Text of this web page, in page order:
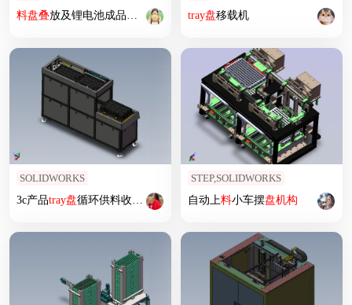
料盘叠放及锂电池成品下料装盘设备 tray盘移载机
SOLIDWORKS
3c产品tray盘循环供料收 设备SW模型
STEP,SOLIDWORKS
自动上料小车摆盘机构